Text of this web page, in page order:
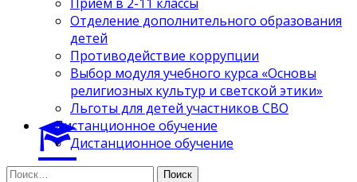
Отделение дополнительного образования
детей
Противодействие коррупции
Выбор модуля учебного курса «Основы
религиозных культур и светской этики»
Льготы для детей участников СВО
Дистанционное обучение
Дистанционное обучение
Найти: